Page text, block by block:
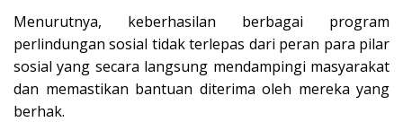
Menurutnya, keberhasilan berbagai program
perlindungan sosial tidak terlepas dari peran para pilar
sosial yang secara langsung mendampingi masyarakat
dan memastikan bantuan diterima oleh mereka yang
berhak.